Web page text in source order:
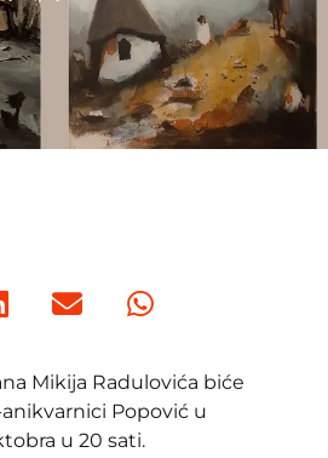
Mikija Radulovića biće
Popović u
u 20 sati.